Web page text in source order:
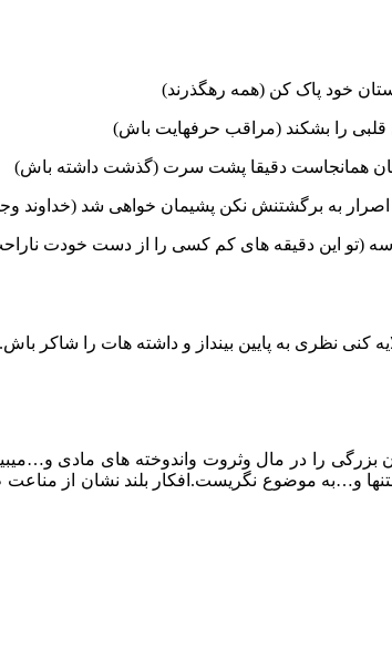
خود پاک کن (همه رهگذرند)
قلبی را بشکند (مراقب حرفهایت باش)
همانجاست دقیقا پشت سرت (گذشت داشته باش)
اصرار به برگشتنش نکن پشیمان خواهی شد (خداوند
کنی نظری به پایین بینداز و داشته هات را شاکر باش.
را در مال وثروت واندوخته های مادی
و…به موضوع نگریست.افکار بلند نشان از